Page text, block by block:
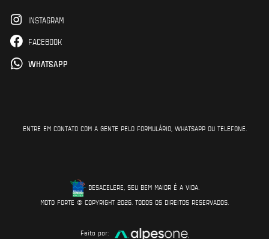
INSTAGRAM
FACEBOOK
WHATSAPP
ENTRE EM CONTATO COM A GENTE PELO FORMULÁRIO, WHATSAPP OU TELEFONE.
DESACELERE, SEU BEM MAIOR É A VIDA.
MOTO FORTE © COPYRIGHT 2026. TODOS OS DIREITOS RESERVADOS.
Feito por: